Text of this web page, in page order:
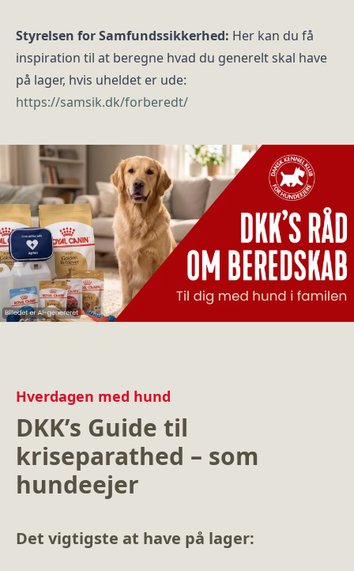
Styrelsen for Samfundssikkerhed: Her kan du få
inspiration til at beregne hvad du generelt skal have
på lager, hvis uheldet er ude:
https://samsik.dk/forberedt/
Hverdagen med hund
DKK’s Guide til
kriseparathed – som
hundeejer
Det vigtigste at have på lager: